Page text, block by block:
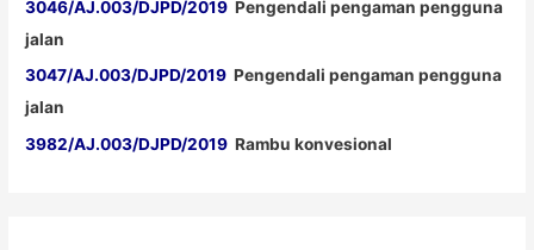
3046/AJ.003/DJPD/2019 Pengendali pengaman pengguna
jalan
3047/AJ.003/DJPD/2019 Pengendali pengaman pengguna
jalan
3982/AJ.003/DJPD/2019 Rambu konvesional